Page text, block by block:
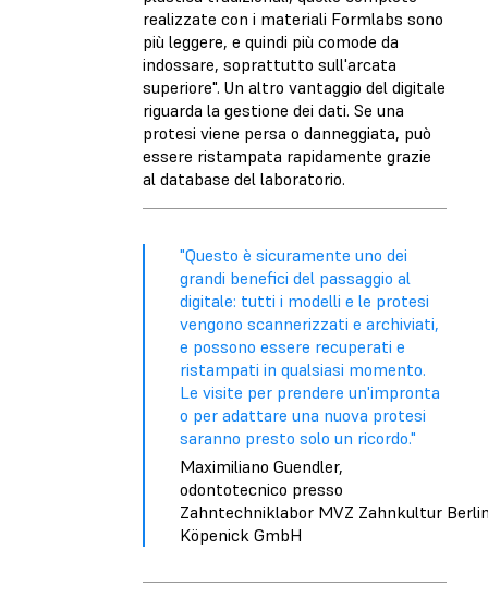
realizzate con i materiali Formlabs sono
più leggere, e quindi più comode da
indossare, soprattutto sull'arcata
superiore". Un altro vantaggio del digitale
riguarda la gestione dei dati. Se una
protesi viene persa o danneggiata, può
essere ristampata rapidamente grazie
al database del laboratorio.
"Questo è sicuramente uno dei
grandi benefici del passaggio al
digitale: tutti i modelli e le protesi
vengono scannerizzati e archiviati,
e possono essere recuperati e
ristampati in qualsiasi momento.
Le visite per prendere un'impronta
o per adattare una nuova protesi
saranno presto solo un ricordo."
Maximiliano Guendler,
odontotecnico presso
Zahntechniklabor MVZ Zahnkultur
Köpenick GmbH